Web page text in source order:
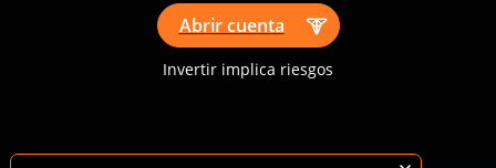
Abrir cuenta
Invertir implica riesgos